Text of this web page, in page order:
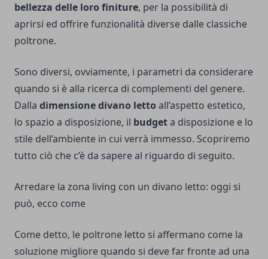
bellezza delle loro finiture, per la possibilità di
aprirsi ed offrire funzionalità diverse dalle classiche
poltrone.
Sono diversi, ovviamente, i parametri da considerare
quando si è alla ricerca di complementi del genere.
Dalla dimensione divano letto all’aspetto estetico,
lo spazio a disposizione, il budgeta disposizione e lo
stile dell’ambiente in cui verrà immesso. Scopriremo
tutto ciò che c’è da sapere al riguardo di seguito.
Arredare la zona living con un divano letto: oggi si
può, ecco come
Come detto, le poltrone letto si affermano come la
soluzione migliore quando si deve far fronte ad una